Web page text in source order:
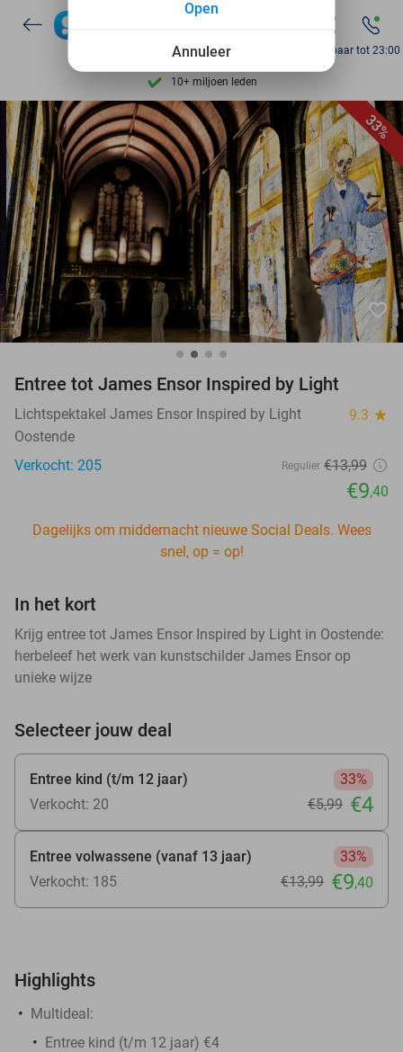
Ontdek 15.000+ deals
7 dagen per week beschikbaar
10+ miljoen leden
9,4 op basis van 205.826 reviews
Ontdek 15.000+ deals
7 dagen per week beschikbaar
10+ miljoen leden
Bereikbaar tot 23:00
33%
favorite_border
Entree tot James Ensor Inspired by Light
Lichtspektakel James Ensor Inspired by Light 9.3 star
Oostende
Verkocht: 205
Regulier €13,99
€9,40
Dagelijks om middernacht nieuwe Social Deals. Wees
snel, op = op!
In het kort
Krijg entree tot James Ensor Inspired by Light in Oostende:
herbeleef het werk van kunstschilder James Ensor op
unieke wijze
Selecteer jouw deal
Entree kind (t/m 12 jaar)
33%
Verkocht: 20
€5,99 €4
Entree volwassene (vanaf 13 jaar)
33%
Verkocht: 185
€13,99 €9,40
Highlights
Multideal:
Entree kind (t/m 12 jaar) €4
Annuleer
Open